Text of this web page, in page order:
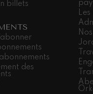
billets
des
Les